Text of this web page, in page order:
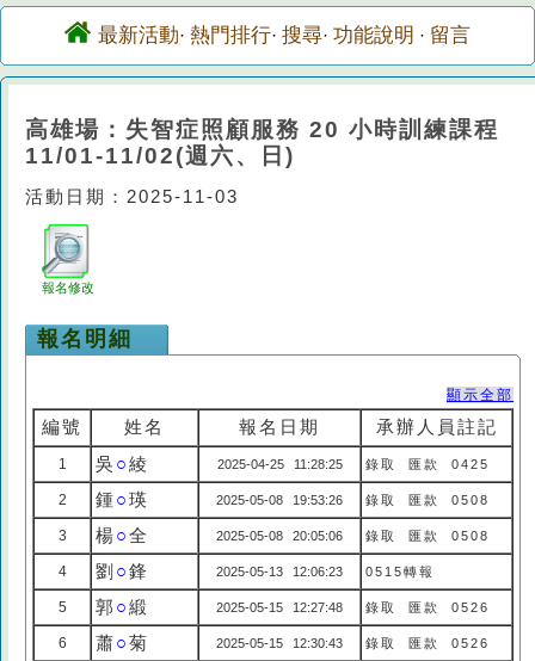
最新活動· 熱門排行· 搜尋· 功能說明 · 留言
高雄場：失智症照顧服務 20 小時訓練課程
11/01-11/02(週六、日)
活動日期：2025-11-03
報名修改
報名明細
顯示全部
編號 姓名 報名日期 承辦人員註記
1 吳 ○綾 2025-04-25 11:28:25 錄取 匯款 0425
2 鍾○瑛 2025-05-08 19:53:26 錄取 匯款 0508
3 楊○全 2025-05-08 20:05:06 錄取 匯款 0508
4 劉 ○鋒 2025-05-13 12:06:23 0515轉報
5 郭 ○緞 2025-05-15 12:27:48 錄取 匯款 0526
6 蕭○菊 2025-05-15 12:30:43 錄取 匯款 0526